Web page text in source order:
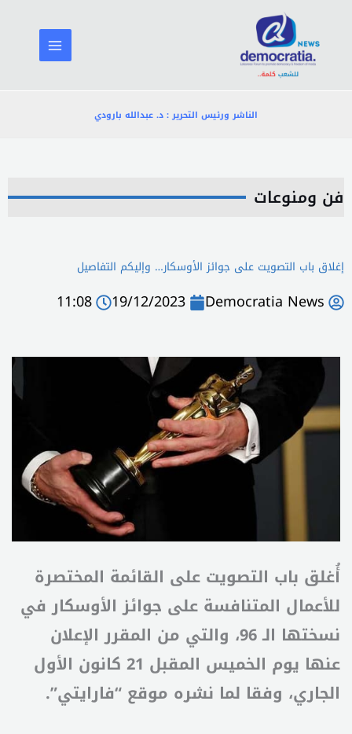
المحتوى
الناشر ورئيس التحرير : د. عبدالله بارودي
فن ومنوعات
إغلاق باب التصويت على جوائز الأوسكار… وإليكم التفاصيل
Democratia News
19/12/2023
11:08
أُغلق باب التصويت على القائمة المختصرة
للأعمال المتنافسة على جوائز الأوسكار في
نسختها الـ 96، والتي من المقرر الإعلان
عنها يوم الخميس المقبل 21 كانون الأول
الجاري، وفقا لما نشره موقع “فارايتي”.